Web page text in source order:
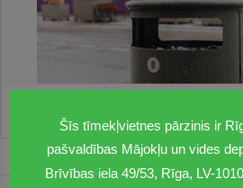
Šīs tīmekļvietnes pārzinis ir
pašvaldības Mājokļu un vides
Brīvības iela 49/53, Rīga, LV-